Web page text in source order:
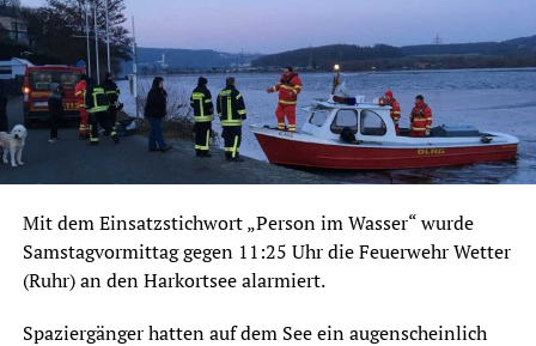
Mit dem Einsatzstichwort „Person im Wasser“ wurde
Samstagvormittag gegen 11:25 Uhr die Feuerwehr Wetter
(Ruhr) an den Harkortsee alarmiert.
Spaziergänger hatten auf dem See ein augenscheinlich